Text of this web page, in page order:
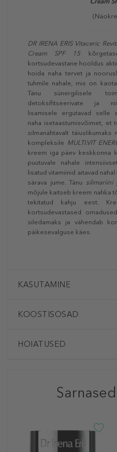
DR IRENA ERIS Vitaceric
Cream SPF 15
kortsudevastane hooldus
hoida naha tervet ja
tuhmile nahale, mis on
Tänu sünergilisele
detoksifitseerivate ja
lisamisele ergutavad selle
naha isetaastumisvõimet, et
silmanähtavalt täiuslikumaks
kompleksile MULTI.VIT
kreem iga päev keskkonna
puutuvale nahale
lisatud vitamiinid aitavad
särava jume. Tänu silimariini
mõjule kaitseb kreem nahka
tekitatud kahju eest.
kortsudevastased
siledamaks ja vähendab
päikesevalguse käes.
KASUTAMINE
KOOSTISOSAD
HOIATUSED